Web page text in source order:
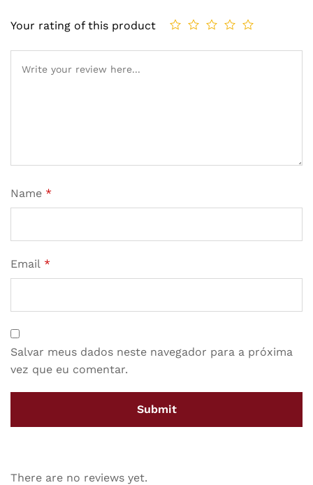
Your rating of this product
Name *
Email *
Salvar meus dados neste navegador para a próxima
vez que eu comentar.
There are no reviews yet.